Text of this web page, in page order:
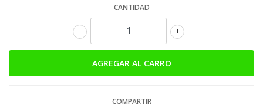
CANTIDAD
+
-
COMPARTIR